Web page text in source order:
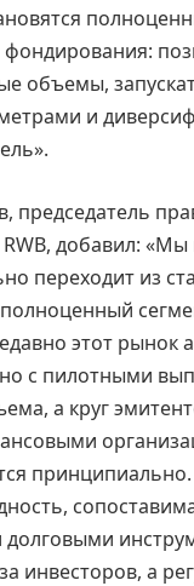
фондирования:
объемы,
и
председатель
RWB, добавил:
переходит из
этот рынок
с пилотными
а круг
инвесторов, а